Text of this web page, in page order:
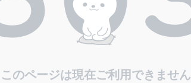
このページは現在ご利用できません